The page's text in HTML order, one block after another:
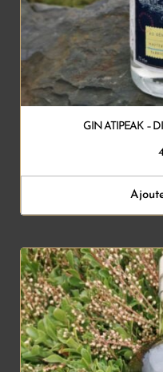
GIN ATIPEAK –